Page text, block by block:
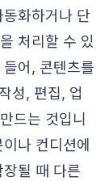
화하거나 단
처리할 수 있
어, 콘텐츠를
성, 편집, 업
드는 것입니
나 컨디션에
될 때 다른